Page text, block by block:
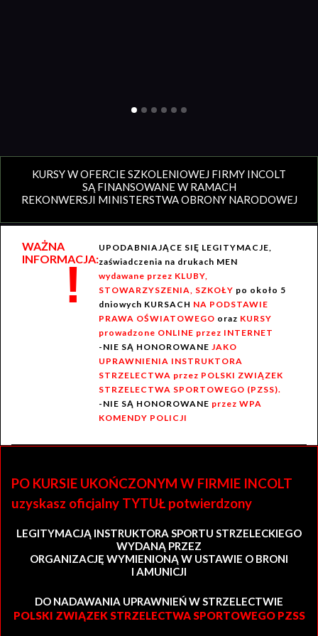
KURSY W OFERCIE SZKOLENIOWEJ FIRMY INCOLT
SĄ FINANSOWANE W RAMACH
REKONWERSJI MINISTERSTWA OBRONY NARODOWEJ
WAŻNA
INFORMACJA:
!
UPODABNIAJĄCE SIĘ LEGITYMACJE,
zaświadczenia na drukach MEN
wydawane przez KLUBY,
STOWARZYSZENIA, SZKOŁY po około 5
dniowych KURSACH NA PODSTAWIE
PRAWA OŚWIATOWEGO oraz KURSY
prowadzone ONLINE przez INTERNET
-NIE SĄ HONOROWANE JAKO
UPRAWNIENIA INSTRUKTORA
STRZELECTWA przez POLSKI ZWIĄZEK
STRZELECTWA SPORTOWEGO (PZSS).
-NIE SĄ HONOROWANE przez WPA
KOMENDY POLICJI
PO KURSIE UKOŃCZONYM W FIRMIE INCOLT
uzyskasz oficjalny TYTUŁ potwierdzony
LEGITYMACJĄ INSTRUKTORA SPORTU STRZELECKIEGO
WYDANĄ PRZEZ
ORGANIZACJĘ WYMIENIONĄ W USTAWIE O BRONI
I AMUNICJI
DO NADAWANIA UPRAWNIEŃ W STRZELECTWIE
POLSKI ZWIĄZEK STRZELECTWA SPORTOWEGO PZSS